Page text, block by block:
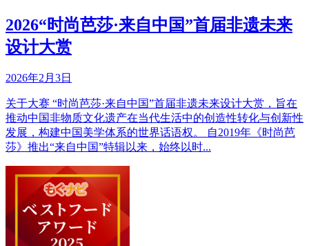
2026“时尚芭莎·来自中国”首届非遗未来
设计大赏
2026年2月3日
关于大赛 “时尚芭莎·来自中国”首届非遗未来设计大赏，旨在
推动中国非物质文化遗产在当代生活中的创造性转化与创新性
发展，构建中国美学体系的世界话语权。 自2019年《时尚芭
莎》推出“来自中国”特辑以来，始终以时...